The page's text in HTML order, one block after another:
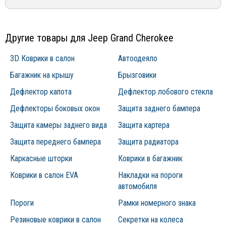
Другие товары для Jeep Grand Cherokee
3D Коврики в салон
Автоодеяло
Багажник на крышу
Брызговики
Дефлектор капота
Дефлектор лобового стекла
Дефлекторы боковых окон
Защита заднего бампера
Защита камеры заднего вида
Защита картера
Защита переднего бампера
Защита радиатора
Каркасные шторки
Коврики в багажник
Коврики в салон EVA
Накладки на пороги
автомобиля
Пороги
Рамки номерного знака
Резиновые коврики в салон
Секретки на колеса